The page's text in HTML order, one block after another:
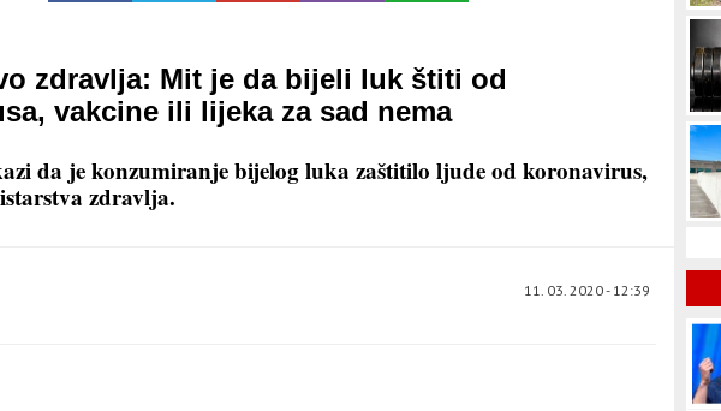
zdravlja: Mit je da bijeli luk štiti od
vakcine ili lijeka za sad nema
da je konzumiranje bijelog luka zaštitilo ljude od koronavirus,
zdravlja.
11. 03. 2020 - 12:39